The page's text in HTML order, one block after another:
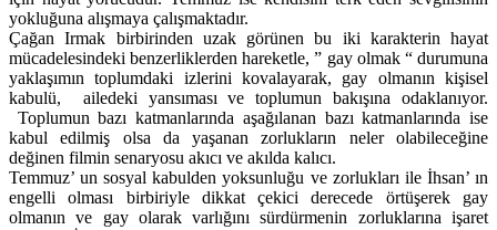
yokluğuna alışmaya çalışmaktadır.
Çağan Irmak birbirinden uzak görünen bu iki karakterin hayat
mücadelesindeki benzerliklerden hareketle, ” gay olmak “ durumuna
yaklaşımın toplumdaki izlerini kovalayarak, gay olmanın kişisel
kabulü, ailedeki yansıması ve toplumun bakışına odaklanıyor.
Toplumun bazı katmanlarında aşağılanan bazı katmanlarında ise
kabul edilmiş olsa da yaşanan zorlukların neler olabileceğine
değinen filmin senaryosu akıcı ve akılda kalıcı.
Temmuz’ un sosyal kabulden yoksunluğu ve zorlukları ile İhsan’ ın
engelli olması birbiriyle dikkat çekici derecede örtüşerek gay
olmanın ve gay olarak varlığını sürdürmenin zorluklarına işaret